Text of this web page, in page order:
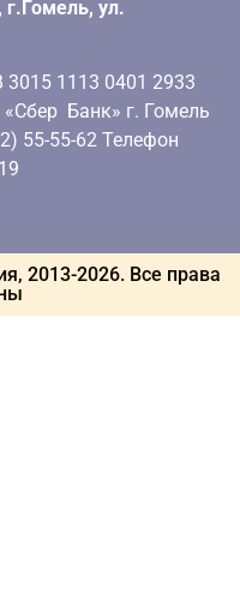
г.Гомель, ул.
1113 0401 2933
«Сбер Банк» г. Гомель
55-55-62 Телефон
2013-2026. Все права